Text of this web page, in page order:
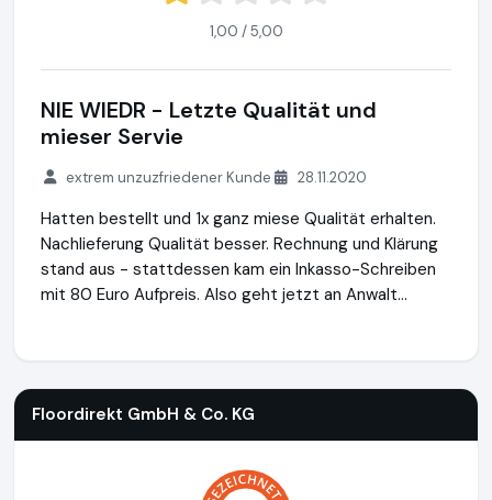
1,00 / 5,00
NIE WIEDR - Letzte Qualität und
mieser Servie
extrem unzuzfriedener Kunde 28.11.2020
Hatten bestellt und 1x ganz miese Qualität erhalten.
Nachlieferung Qualität besser. Rechnung und Klärung
stand aus - stattdessen kam ein Inkasso-Schreiben
mit 80 Euro Aufpreis. Also geht jetzt an Anwalt...
Floordirekt GmbH & Co. KG